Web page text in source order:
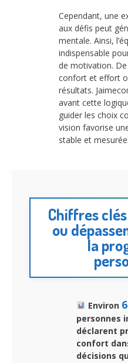
Cependant, une
aux défis peut
mentale. Ainsi,
indispensable
de motivation.
confort et effort
résultats.
avant cette
guider les choix
vision favorise
stable et mesurée.
Chiffres
ou
la
Environ
personnes
déclarent
confort
décisions